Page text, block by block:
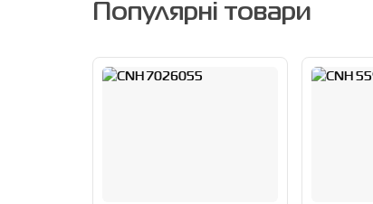
Популярні товари